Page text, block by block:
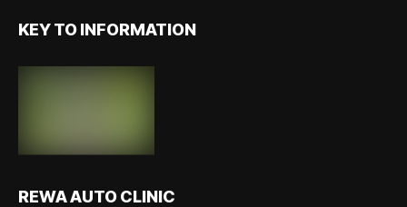
KEY TO INFORMATION
REWA AUTO CLINIC